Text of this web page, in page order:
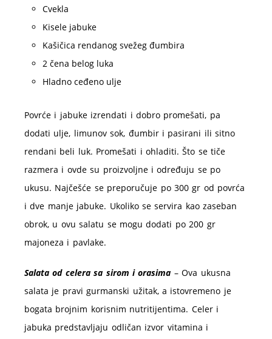
Cvekla
Kisele jabuke
Kašičica rendanog svežeg đumbira
2 čena belog luka
Hladno ceđeno ulje
Povrće i jabuke izrendati i dobro promešati, pa
dodati ulje, limunov sok, đumbir i pasirani ili sitno
rendani beli luk. Promešati i ohladiti. Što se tiče
razmera i ovde su proizvoljne i određuju se po
ukusu. Najčešće se preporučuje po 300 gr od povrća
i dve manje jabuke. Ukoliko se servira kao zaseban
obrok, u ovu salatu se mogu dodati po 200 gr
majoneza i pavlake.
Salata od celera sa sirom i orasima – Ova ukusna
salata je pravi gurmanski užitak, a istovremeno je
bogata brojnim korisnim nutritijentima. Celer i
jabuka predstavljaju odličan izvor vitamina i